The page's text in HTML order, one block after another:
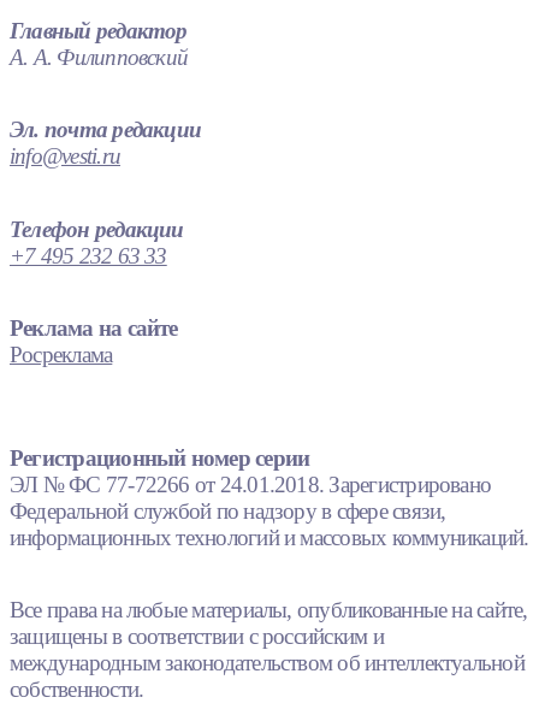
Главный редактор
А. А. Филипповский
Эл. почта редакции
info@vesti.ru
Телефон редакции
+7 495 232 63 33
Реклама на сайте
Росреклама
Регистрационный номер серии
ЭЛ № ФС 77-72266 от 24.01.2018. Зарегистрировано
Федеральной службой по надзору в сфере связи,
информационных технологий и массовых коммуникаций.
Все права на любые материалы, опубликованные на сайте,
защищены в соответствии с российским и
международным законодательством об интеллектуальной
собственности.